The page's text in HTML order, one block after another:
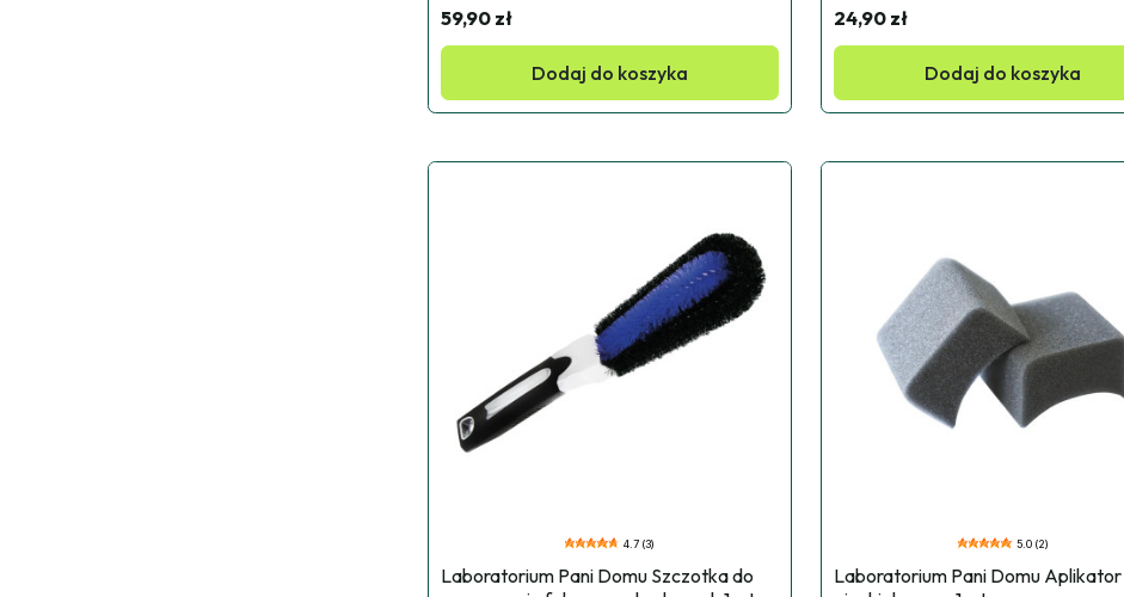
59,90 zł
Dodaj do koszyka
24,90 zł
Dodaj do koszyka
4.7 (3)
Laboratorium Pani Domu Szczotka do
5.0 (2)
Laboratorium Pani Domu Aplikator